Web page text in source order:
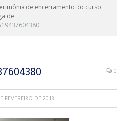
de encerramento do curso
de
0
FEVEREIRO DE 2018